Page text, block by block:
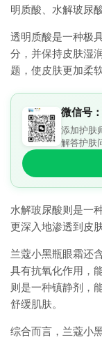
明质酸、水解玻尿
透明质酸是一种极
分，并保持皮肤湿
题，使皮肤更加柔
微信号：
添加护肤
解答护肤
水解玻尿酸则是一
更深入地渗透到皮
兰蔻小黑瓶眼霜还
具有抗氧化作用，
则是一种镇静剂，
舒缓肌肤。
综合而言，兰蔻小